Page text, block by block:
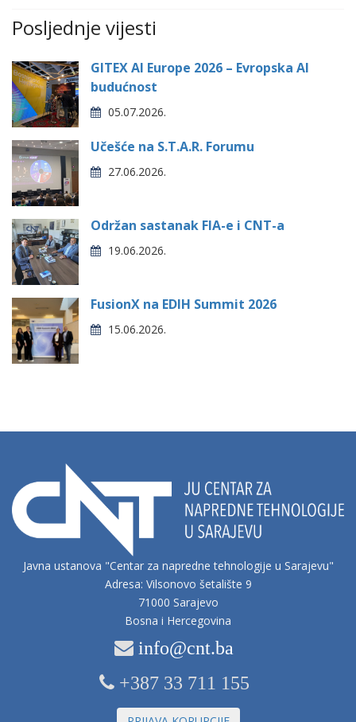
Posljednje vijesti
GITEX AI Europe 2026 – Evropska AI
budućnost
05.07.2026.
Učešće na S.T.A.R. Forumu
27.06.2026.
Održan sastanak FIA-e i CNT-a
19.06.2026.
FusionX na EDIH Summit 2026
15.06.2026.
Javna ustanova "Centar za napredne tehnologije u Sarajevu"
Adresa: Vilsonovo šetalište 9
71000 Sarajevo
Bosna i Hercegovina
info@cnt.ba
+387 33 711 155